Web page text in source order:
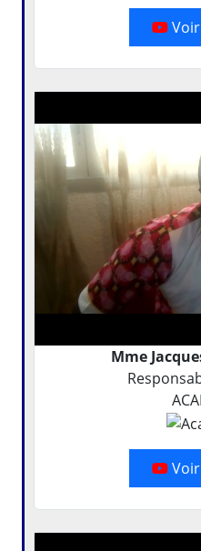
Voir
Mme
Voir